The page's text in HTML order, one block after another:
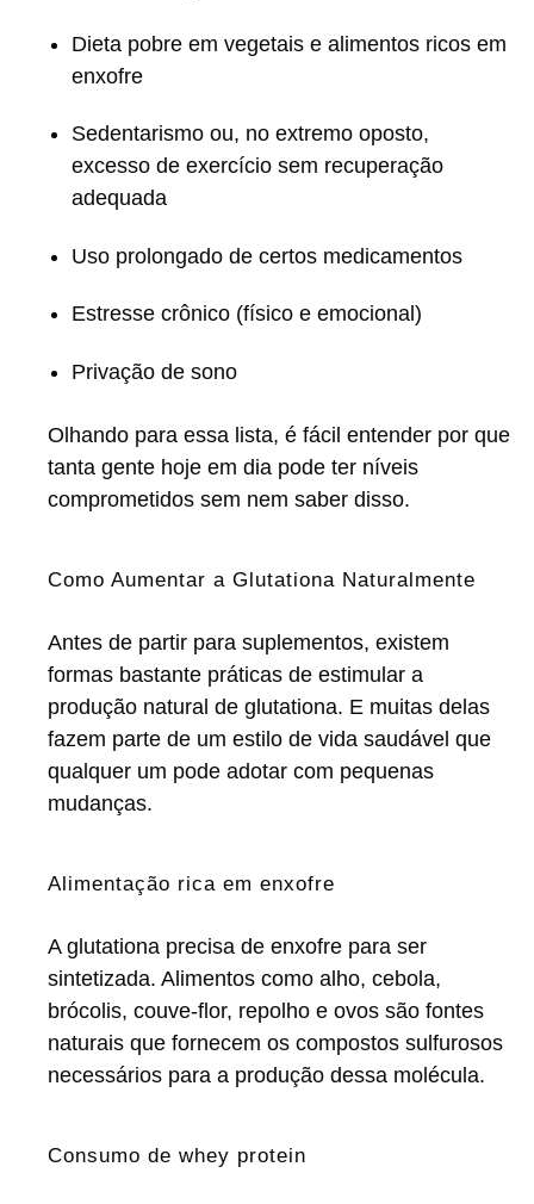
Dieta pobre em vegetais e alimentos ricos em
enxofre
Sedentarismo ou, no extremo oposto,
excesso de exercício sem recuperação
adequada
Uso prolongado de certos medicamentos
Estresse crônico (físico e emocional)
Privação de sono
Olhando para essa lista, é fácil entender por que
tanta gente hoje em dia pode ter níveis
comprometidos sem nem saber disso.
Como Aumentar a Glutationa Naturalmente
Antes de partir para suplementos, existem
formas bastante práticas de estimular a
produção natural de glutationa. E muitas delas
fazem parte de um estilo de vida saudável que
qualquer um pode adotar com pequenas
mudanças.
Alimentação rica em enxofre
A glutationa precisa de enxofre para ser
sintetizada. Alimentos como alho, cebola,
brócolis, couve-flor, repolho e ovos são fontes
naturais que fornecem os compostos sulfurosos
necessários para a produção dessa molécula.
Consumo de whey protein